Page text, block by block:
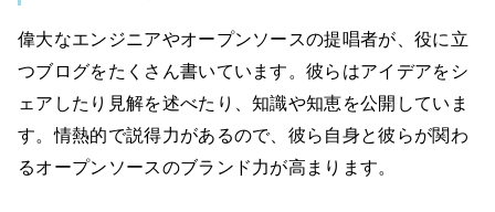
偉大なエンジニアやオープンソースの提唱者が、役に立
つブログをたくさん書いています。彼らはアイデアをシ
ェアしたり見解を述べたり、知識や知恵を公開していま
す。情熱的で説得力があるので、彼ら自身と彼らが関わ
るオープンソースのブランド力が高まります。